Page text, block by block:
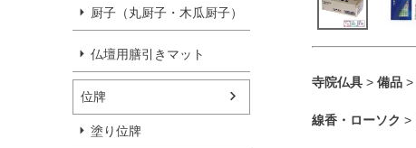
厨子（丸厨子・木瓜厨子）
仏壇用膳引きマット
位牌
塗り位牌
寺院仏具 > 備品 >
線香・ローソク >